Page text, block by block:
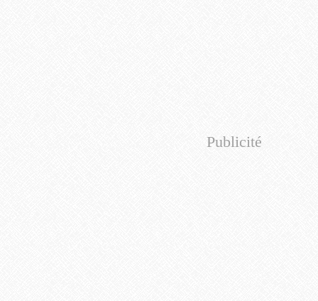
Publicité